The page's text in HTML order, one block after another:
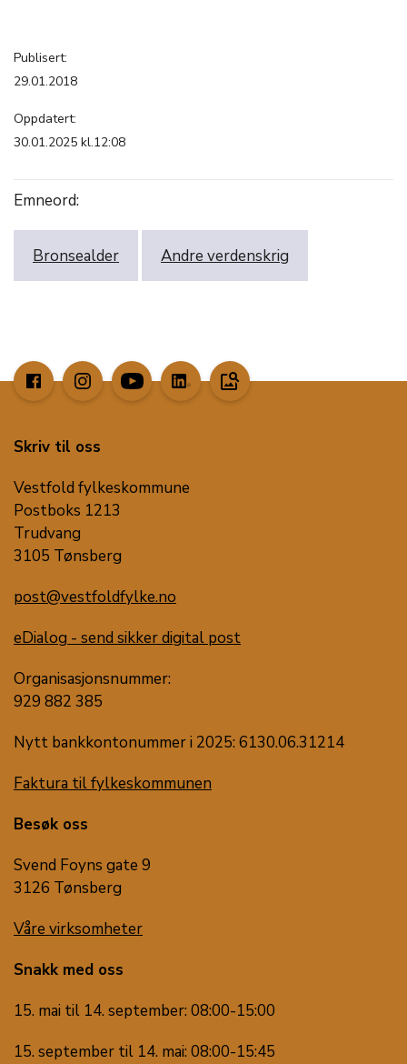
Publisert:
29.01.2018
Oppdatert:
30.01.2025 kl.12:08
Emneord:
Bronsealder Andre verdenskrig
image_search
Skriv til oss
Vestfold fylkeskommune
Postboks 1213
Trudvang
3105 Tønsberg
post@vestfoldfylke.no
eDialog - send sikker digital post
Organisasjonsnummer:
929 882 385
Nytt bankkontonummer i 2025: 6130.06.31214
Faktura til fylkeskommunen
Besøk oss
Svend Foyns gate 9
3126 Tønsberg
Våre virksomheter
Snakk med oss
15. mai til 14. september: 08:00-15:00
15. september til 14. mai: 08:00-15:45